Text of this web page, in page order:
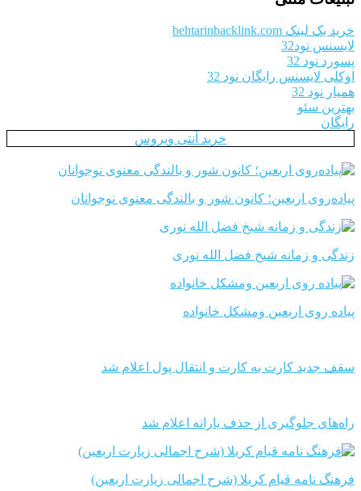
خرید بک لینک behtarinbacklink.com
لایسنس نود32
پسورد نود 32
اوکلی لایسنس رایگان نود 32
همیار نود 32
بهترین سئو
رایگان
خرید آنتی ویروس
پیاده‌روی اربعین؛ کانون شور و بالندگی معنوی نوجوانان
زندگی و زمانه شیخ فضل الله نوری
پیاده روی اربعین ومشکل خانواده
سقف جدید کارت به کارت و انتقال پول اعلام شد
راه‌های جلوگیری از حذف یارانه اعلام شد
فرهنگ نامه قیام کربلا (شرح اجمالی زیارت اربعین)